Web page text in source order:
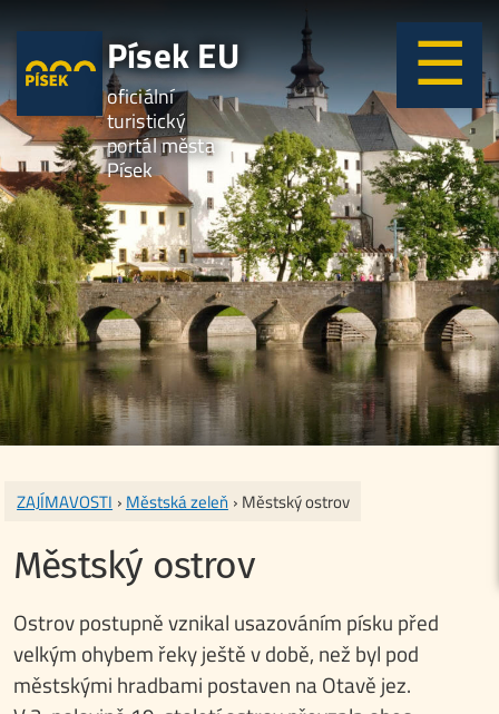
Písek EU
oficiální
turistický
portál města
Písek
ZAJÍMAVOSTI › Městská zeleň › Městský ostrov
Městský ostrov
Ostrov postupně vznikal usazováním písku před
velkým ohybem řeky ještě v době, než byl pod
městskými hradbami postaven na Otavě jez.